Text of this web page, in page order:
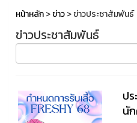
หน้าหลัก>ข่าว> ข่าวประชาสัมพันธ์
ข่าวประชาสัมพันธ์
ป
นั